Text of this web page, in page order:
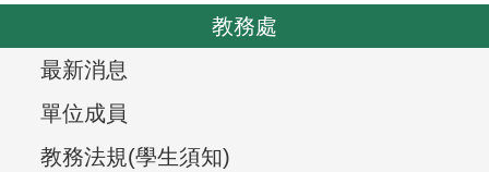
i
o
教務處
T
r
e
最新消息
單位成員
教務法規(學生須知)